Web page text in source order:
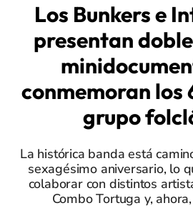
Los Bunkers e
presentan
conmemoran los
grupo
La histórica banda está
sexagésimo aniversario, lo
colaborar con distintos
Combo Tortuga y,